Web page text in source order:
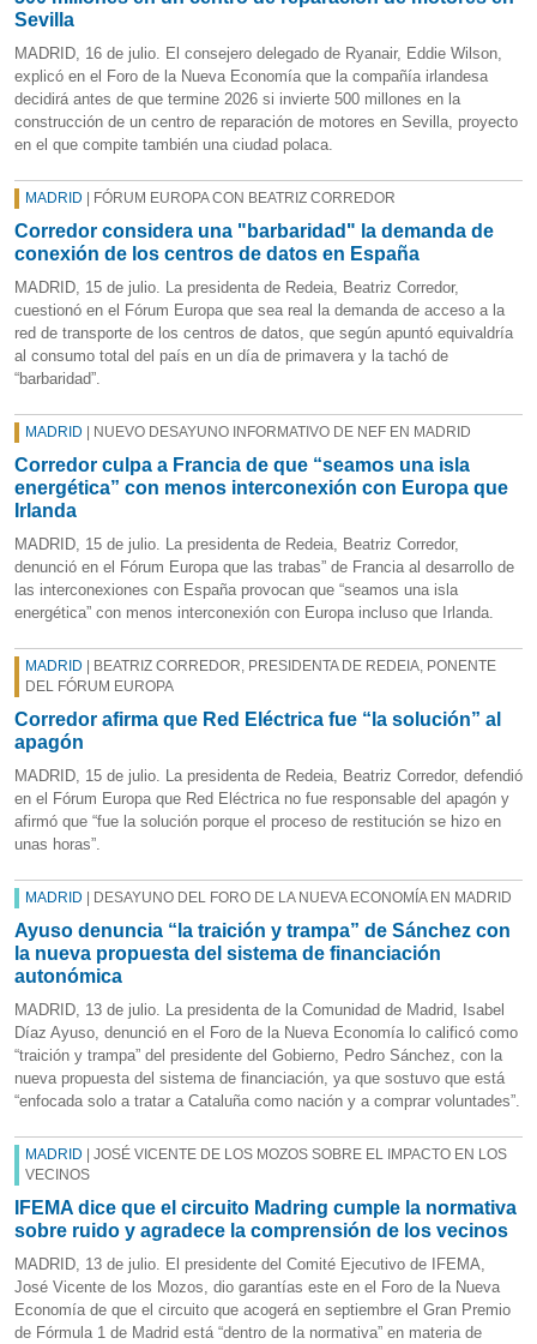
Sevilla
MADRID, 16 de julio. El consejero delegado de Ryanair, Eddie Wilson,
explicó en el Foro de la Nueva Economía que la compañía irlandesa
decidirá antes de que termine 2026 si invierte 500 millones en la
construcción de un centro de reparación de motores en Sevilla, proyecto
en el que compite también una ciudad polaca.
MADRID | FÓRUM EUROPA CON BEATRIZ CORREDOR
Corredor considera una "barbaridad" la demanda de
conexión de los centros de datos en España
MADRID, 15 de julio. La presidenta de Redeia, Beatriz Corredor,
cuestionó en el Fórum Europa que sea real la demanda de acceso a la
red de transporte de los centros de datos, que según apuntó equivaldría
al consumo total del país en un día de primavera y la tachó de
“barbaridad”.
MADRID | NUEVO DESAYUNO INFORMATIVO DE NEF EN MADRID
Corredor culpa a Francia de que “seamos una isla
energética” con menos interconexión con Europa que
Irlanda
MADRID, 15 de julio. La presidenta de Redeia, Beatriz Corredor,
denunció en el Fórum Europa que las trabas” de Francia al desarrollo de
las interconexiones con España provocan que “seamos una isla
energética” con menos interconexión con Europa incluso que Irlanda.
MADRID | BEATRIZ CORREDOR, PRESIDENTA DE REDEIA, PONENTE
DEL FÓRUM EUROPA
Corredor afirma que Red Eléctrica fue “la solución” al
apagón
MADRID, 15 de julio. La presidenta de Redeia, Beatriz Corredor, defendió
en el Fórum Europa que Red Eléctrica no fue responsable del apagón y
afirmó que “fue la solución porque el proceso de restitución se hizo en
unas horas”.
MADRID | DESAYUNO DEL FORO DE LA NUEVA ECONOMÍA EN MADRID
Ayuso denuncia “la traición y trampa” de Sánchez con
la nueva propuesta del sistema de financiación
autonómica
MADRID, 13 de julio. La presidenta de la Comunidad de Madrid, Isabel
Díaz Ayuso, denunció en el Foro de la Nueva Economía lo calificó como
“traición y trampa” del presidente del Gobierno, Pedro Sánchez, con la
nueva propuesta del sistema de financiación, ya que sostuvo que está
“enfocada solo a tratar a Cataluña como nación y a comprar voluntades”.
MADRID | JOSÉ VICENTE DE LOS MOZOS SOBRE EL IMPACTO EN LOS
VECINOS
IFEMA dice que el circuito Madring cumple la normativa
sobre ruido y agradece la comprensión de los vecinos
MADRID, 13 de julio. El presidente del Comité Ejecutivo de IFEMA,
José Vicente de los Mozos, dio garantías este en el Foro de la Nueva
Economía de que el circuito que acogerá en septiembre el Gran Premio
de Fórmula 1 de Madrid está “dentro de la normativa” en materia de